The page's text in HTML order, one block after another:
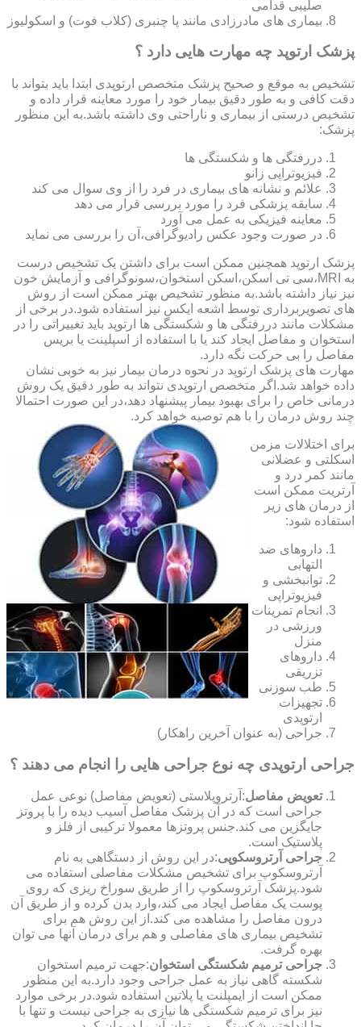
صلیبی قدامی
بیماری های مادرزادی مانند پا چنبری (کلاب فوت) و اسکولیوز
پزشک ارتوپد چه مهارت هایی دارد ؟
تشخیص به موقع و صحیح پزشک متخصص ارتوپدی ابتدا باید بتواند با
دقت کافی و به طور دقیق بیمار خود را مورد معاینه قرار داده و
تشخیص درستی از بیماری و ناراحتی وی داشته باشد.به این منظور
پزشک:
دررفتگی ها و شکستگی ها
فیزیوتراپی زانو
علائم و نشانه های بیماری در فرد را از وی سوال می کند
سابقه پزشکی فرد را مورد بررسی قرار می دهد
معاینه فیزیکی به عمل می آورد
در صورت وجود عکس رادیوگرافی،آن را بررسی می‎ نماید
پزشک ارتوپد همچنین ممکن است برای داشتن یک تشخیص درست
به MRI،سی تی اسکن،اسکن استخوان،سونوگرافی و آزمایش خون
نیز نیاز داشته باشد.به منظور تشخیص بهتر ممکن است از روش
های تصویربرداری توسط اشعه ایکس نیز استفاده شود.در برخی از
مشکلات مانند دررفتگی ها و شکستگی ها ارتوپد باید تغییراتی را در
استخوان و مفاصل ایجاد کند یا با استفاده از اسپلینت یا بریس
مفاصل را بی حرکت نگه دارد.
مهارت های پزشک ارتوپد در نحوه درمان بیمار نیز به خوبی نشان
داده خواهد شد.اگر متخصص ارتوپدی نتواند به طور دقیق یک روش
درمانی خاص را برای بهبود بیمار پیشنهاد دهد،در این صورت احتمالا
چند روش درمان را با هم توصیه خواهد کرد.
برای اختلالات مزمن
اسکلتی و عضلانی
مانند کمر درد و
آرتریت ممکن است
از درمان های زیر
استفاده شود:
داروهای ضد
التهابی
توانبخشی و
فیزیوتراپی
انجام تمرینات
ورزشی در
منزل
داروهای
تزریقی
طب سوزنی
تجهیزات
ارتوپدی
جراحی (به عنوان آخرین راهکار)
جراحی ارتوپدی چه نوع جراحی هایی را انجام می دهند ؟
تعویض مفاصل:آرتروپلاستی (تعویض مفاصل) نوعی عمل
جراحی است که در آن پزشک مفاصل آسیب دیده را با پروتز
جایگزین می کند.جنس پروتزها معمولا ترکیبی از فلز و
پلاستیک است.
جراحی آرتروسکوپی:در این روش از دستگاهی به نام
آرتروسکوپ برای تشخیص مشکلات مفاصلی استفاده می
شود.پزشک آرتروسکوپ را از طریق سوراخ ریزی که روی
پوست یک مفاصل ایجاد می کند،وارد بدن کرده و از طریق آن
درون مفاصل را مشاهده می کند.از این روش هم برای
تشخیص بیماری های مفاصلی و هم برای درمان آنها می توان
بهره گرفت.
جراحی ترمیم شکستگی استخوان:جهت ترمیم استخوان
شکسته گاهی نیاز به عمل جراحی وجود دارد.به این منظور
ممکن است از ایمپلنت یا پلاتین استفاده شود.در برخی موارد
نیز برای ترمیم شکستگی ها نیازی به جراحی نیست و تنها با